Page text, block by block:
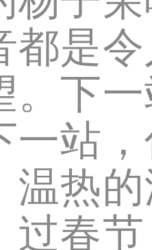
都是
。下
一站
温热
过春